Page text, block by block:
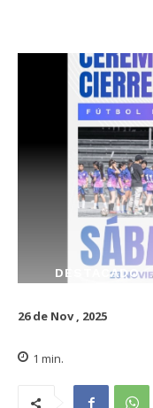
DESTACADO
26 de Nov , 2025
1 min.